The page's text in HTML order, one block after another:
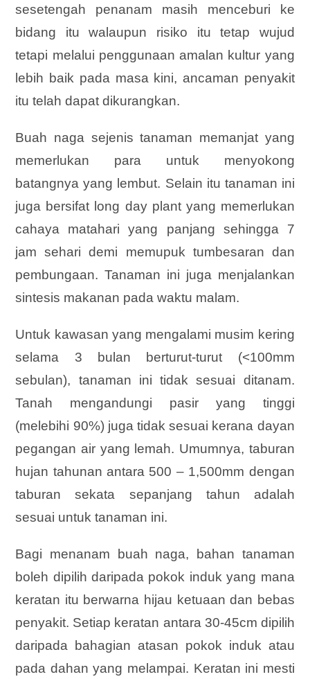
sesetengah penanam masih menceburi ke
bidang itu walaupun risiko itu tetap wujud
tetapi melalui penggunaan amalan kultur yang
lebih baik pada masa kini, ancaman penyakit
itu telah dapat dikurangkan.
Buah naga sejenis tanaman memanjat yang
memerlukan para untuk menyokong
batangnya yang lembut. Selain itu tanaman ini
juga bersifat long day plant yang memerlukan
cahaya matahari yang panjang sehingga 7
jam sehari demi memupuk tumbesaran dan
pembungaan. Tanaman ini juga menjalankan
sintesis makanan pada waktu malam.
Untuk kawasan yang mengalami musim kering
selama 3 bulan berturut-turut (<100mm
sebulan), tanaman ini tidak sesuai ditanam.
Tanah mengandungi pasir yang tinggi
(melebihi 90%) juga tidak sesuai kerana dayan
pegangan air yang lemah. Umumnya, taburan
hujan tahunan antara 500 – 1,500mm dengan
taburan sekata sepanjang tahun adalah
sesuai untuk tanaman ini.
Bagi menanam buah naga, bahan tanaman
boleh dipilih daripada pokok induk yang mana
keratan itu berwarna hijau ketuaan dan bebas
penyakit. Setiap keratan antara 30-45cm dipilih
daripada bahagian atasan pokok induk atau
pada dahan yang melampai. Keratan ini mesti